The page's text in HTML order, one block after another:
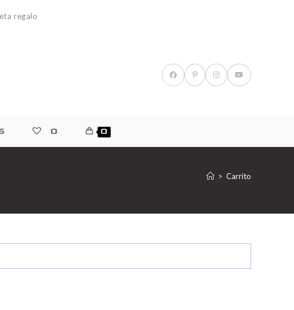
regalo
0 0
> Carrito